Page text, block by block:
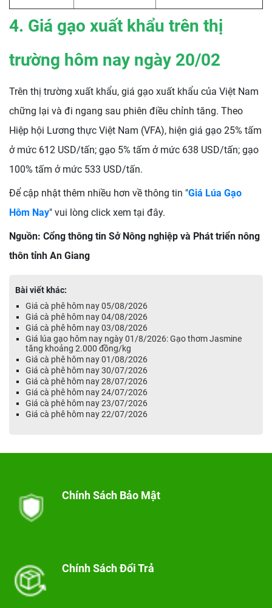
4. Giá gạo xuất khẩu trên thị
trường hôm nay ngày 20/02
Trên thị trường xuất khẩu, giá gạo xuất khẩu của Việt Nam
chững lại và đi ngang sau phiên điều chỉnh tăng. Theo
Hiệp hội Lương thực Việt Nam (VFA), hiện giá gạo 25% tấm
ở mức 612 USD/tấn; gạo 5% tấm ở mức 638 USD/tấn; gạo
100% tấm ở mức 533 USD/tấn.
Để cập nhật thêm nhiều hơn về thông tin "Giá Lúa Gạo
Hôm Nay" vui lòng click xem tại đây.
Nguồn: Cổng thông tin Sở Nông nghiệp và Phát triển nông
thôn tỉnh An Giang
Bài viết khác:
Giá cà phê hôm nay 05/08/2026
Giá cà phê hôm nay 04/08/2026
Giá cà phê hôm nay 03/08/2026
Giá lúa gạo hôm nay ngày 01/8/2026: Gạo thơm Jasmine
tăng khoảng 2.000 đồng/kg
Giá cà phê hôm nay 01/08/2026
Giá cà phê hôm nay 30/07/2026
Giá cà phê hôm nay 28/07/2026
Giá cà phê hôm nay 24/07/2026
Giá cà phê hôm nay 23/07/2026
Giá cà phê hôm nay 22/07/2026
Chính Sách Bảo Mật
Chính Sách Đổi Trả